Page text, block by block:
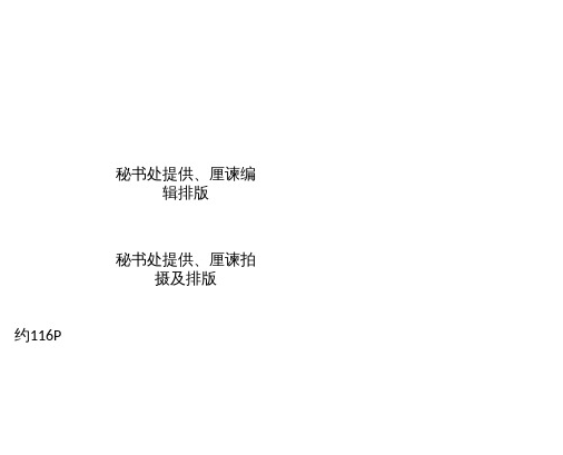
秘书处提供、厘谏编
辑排版
秘书处提供、厘谏拍
摄及排版
约116P